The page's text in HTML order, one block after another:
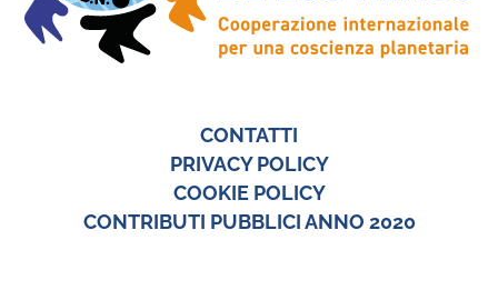
CONTATTI
PRIVACY POLICY
COOKIE POLICY
CONTRIBUTI PUBBLICI ANNO 2020